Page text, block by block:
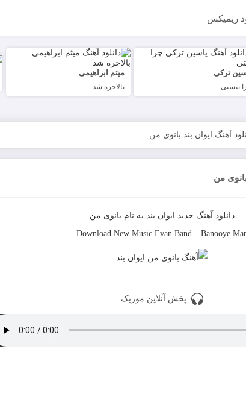
ریمیکس
ترکی
نیستی
میثم ابراهیمی
بالاخره شد
آهنگ ایوان بند بانوی من
من
دانلود آهنگ جدید ایوان بندبه نام بانوی من
Download New MusicEvan Band –Banooye
پخش آنلاین موزیک